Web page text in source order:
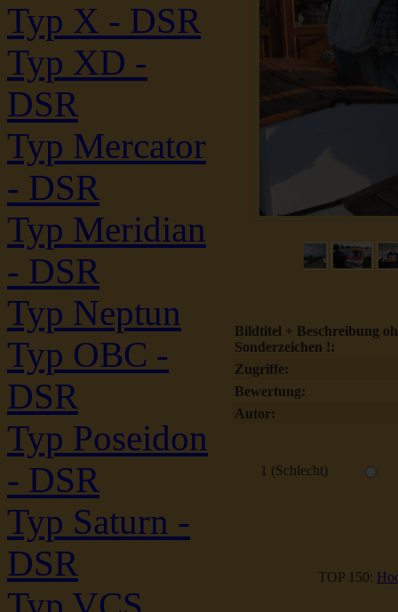
Typ X - DSR
Typ XD -
DSR
Typ Mercator
- DSR
Typ Meridian
- DSR
Typ Neptun
Typ OBC -
DSR
Typ Poseidon
- DSR
Typ Saturn -
DSR
Bildtitel + Beschreibung
Sonderzeichen !:
Zugriffe:
Bewertung:
Autor:
1 (Schlecht)
TOP 150: